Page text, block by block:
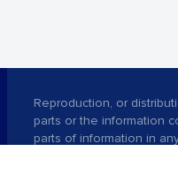
Reproduction, or
parts or the information
parts of information in